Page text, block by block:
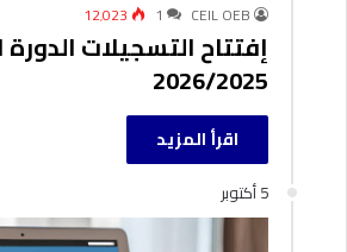
CEIL OEB
1 12٬023
إفتتاح التسجيلات الدورة
2026/2025
اقرأ المزيد
5 أكتوبر